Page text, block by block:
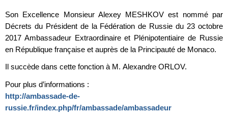
Son Excellence Monsieur Alexey MESHKOV est nommé par
Décrets du Président de la Fédération de Russie du 23 octobre
2017 Ambassadeur Extraordinaire et Plénipotentiaire de Russie
en République française et auprès de la Principauté de Monaco.
Il succède dans cette fonction à M. Alexandre ORLOV.
Pour plus d’informations :
http://ambassade-de-
russie.fr/index.php/fr/ambassade/ambassadeur